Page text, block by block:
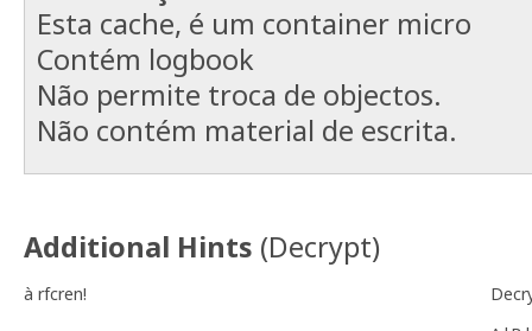
Esta cache, é um container micro
Contém logbook
Não permite troca de objectos.
Não contém material de escrita.
Additional Hints (Decrypt)
à rfcren!